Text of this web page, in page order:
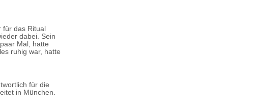
für das Ritual
dabei. Sein
Mal, hatte
ruhig war, hatte
für die
in München.